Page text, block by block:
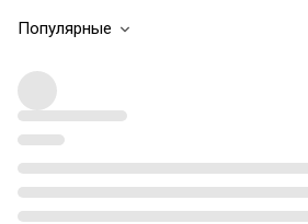
Популярные